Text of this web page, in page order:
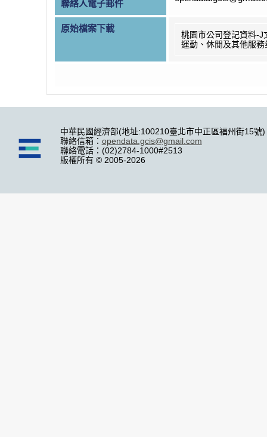
聯絡人電子郵件
原始檔案下載
桃園市公司登記資料-J
運動、休閒及其他服務
中華民國經濟部(地址:100210臺北市中正區福州街15號)
聯絡信箱： opendata.gcis@gmail.com
聯絡電話：(02)2784-1000#2513
版權所有 © 2005-2026